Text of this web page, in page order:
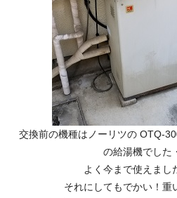
交換前の機種はノーリツの OTQ-
の給湯機でした
よく今まで使えまし
それにしてもでかい！重